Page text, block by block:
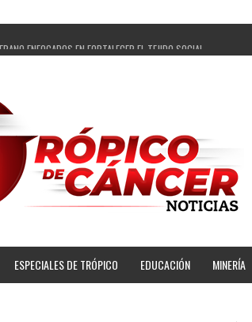
ENFOCADOS EN FORTALECER EL TEJIDO SOCIAL
EN LA ZACATECANA CON COMODATO DE CENTRO DE BIENESTAR
MÁS DE 3 MIL EMPLEOS EN GUADALUPE
DIRECTO A GUADALUPE: PEPE SALDÍVAR
HERNÁNDEZ
DEL PROGRAMA VIVIENDAS PARA EL BIENESTAR
ESPECIALES DE TRÓPICO EDUCACIÓN MINERÍA